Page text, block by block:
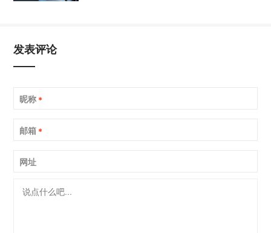
发表评论
昵称 *
邮箱 *
网址